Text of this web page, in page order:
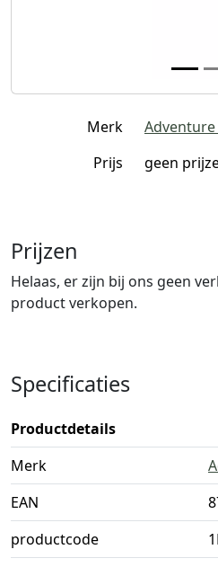
Merk
Adventure
Prijs
geen
Prijzen
Helaas, er zijn bij ons geen
product verkopen.
Specificaties
Productdetails
Merk
EAN
productcode